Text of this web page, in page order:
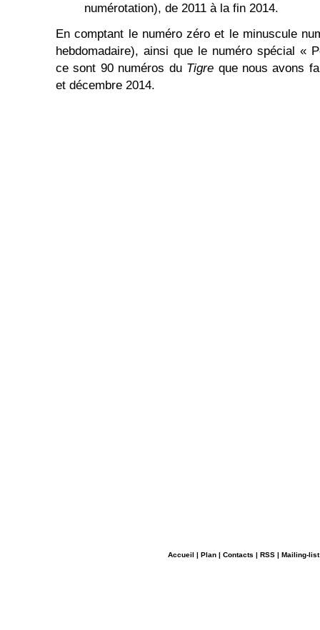
numérotation), de 2011 à la fin 2014.
En comptant le numéro zéro et le minuscule
hebdomadaire), ainsi que le numéro spécial «
ce sont 90 numéros du Tigre que nous avons
et décembre 2014.
Accueil | Plan | Contacts | RSS | Mailing-list